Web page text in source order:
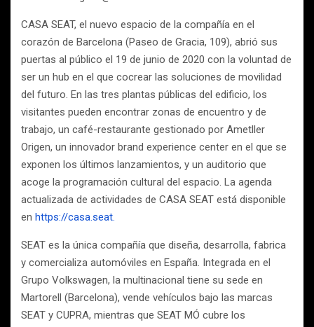
CASA SEAT, el nuevo espacio de la compañía en el
corazón de Barcelona (Paseo de Gracia, 109), abrió sus
puertas al público el 19 de junio de 2020 con la voluntad de
ser un hub en el que cocrear las soluciones de movilidad
del futuro. En las tres plantas públicas del edificio, los
visitantes pueden encontrar zonas de encuentro y de
trabajo, un café-restaurante gestionado por Ametller
Origen, un innovador brand experience center en el que se
exponen los últimos lanzamientos, y un auditorio que
acoge la programación cultural del espacio. La agenda
actualizada de actividades de CASA SEAT está disponible
en https://casa.seat.
SEAT es la única compañía que diseña, desarrolla, fabrica
y comercializa automóviles en España. Integrada en el
Grupo Volkswagen, la multinacional tiene su sede en
Martorell (Barcelona), vende vehículos bajo las marcas
SEAT y CUPRA, mientras que SEAT MÓ cubre los